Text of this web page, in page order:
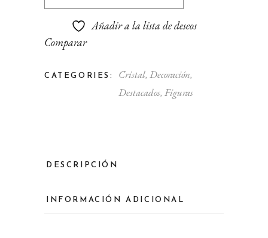
Añadir a la lista de deseos
Comparar
CATEGORIES: Cristal, Decoración,
Destacados, Figuras
DESCRIPCIÓN
INFORMACIÓN ADICIONAL